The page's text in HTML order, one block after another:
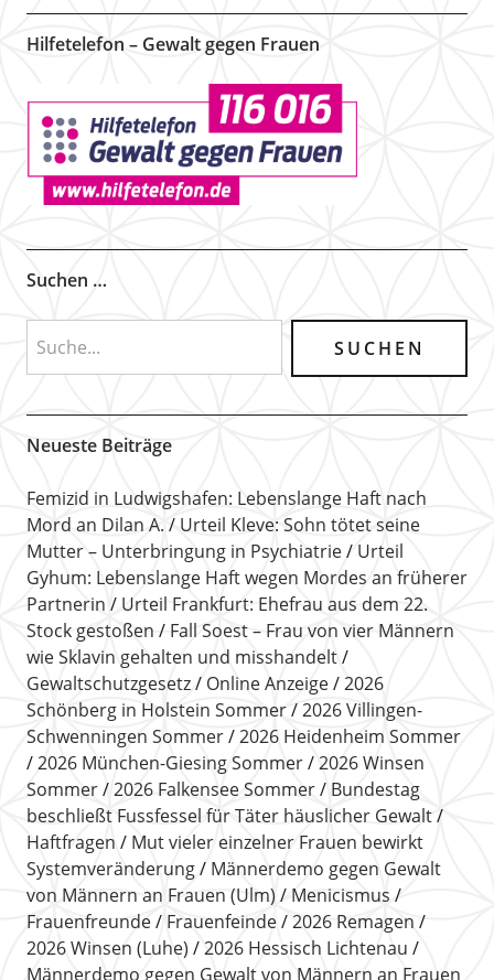
Hilfetelefon – Gewalt gegen Frauen
Suchen …
Neueste Beiträge
Femizid in Ludwigshafen: Lebenslange Haft nach
Mord an Dilan A.
Urteil Kleve: Sohn tötet seine
Mutter – Unterbringung in Psychiatrie
Urteil
Gyhum: Lebenslange Haft wegen Mordes an früherer
Partnerin
Urteil Frankfurt: Ehefrau aus dem 22.
Stock gestoßen
Fall Soest – Frau von vier Männern
wie Sklavin gehalten und misshandelt
Gewaltschutzgesetz
Online Anzeige
2026
Schönberg in Holstein Sommer
2026 Villingen-
Schwenningen Sommer
2026 Heidenheim Sommer
2026 München-Giesing Sommer
2026 Winsen
Sommer
2026 Falkensee Sommer
Bundestag
beschließt Fussfessel für Täter häuslicher Gewalt
Haftfragen
Mut vieler einzelner Frauen bewirkt
Systemveränderung
Männerdemo gegen Gewalt
von Männern an Frauen (Ulm)
Menicismus
Frauenfreunde
Frauenfeinde
2026 Remagen
2026 Winsen (Luhe)
2026 Hessisch Lichtenau
Männerdemo gegen Gewalt von Männern an Frauen